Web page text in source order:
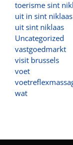
toerisme sint
uit in sint niklaas
uit sint niklaas
Uncategorized
vastgoedmarkt
visit brussels
voet
wat